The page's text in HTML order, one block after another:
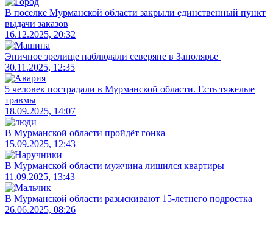
В поселке Мурманской области закрыли единственный пункт
выдачи заказов
16.12.2025, 20:32
Эпичное зрелище наблюдали северяне в Заполярье
30.11.2025, 12:35
5 человек пострадали в Мурманской области. Есть тяжелые
травмы
18.09.2025, 14:07
В Мурманской области пройдёт гонка
15.09.2025, 12:43
В Мурманской области мужчина лишился квартиры
11.09.2025, 13:43
В Мурманской области разыскивают 15-летнего подростка
26.06.2025, 08:26